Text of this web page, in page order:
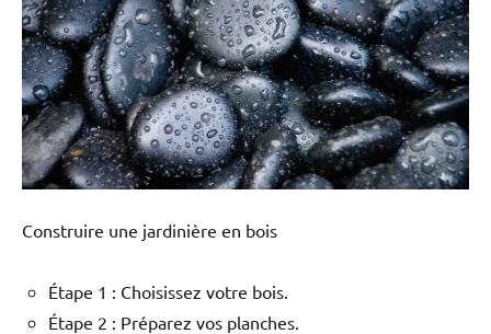
Construire une jardinière en bois
Étape 1 : Choisissez votre bois.
Étape 2 : Préparez vos planches.